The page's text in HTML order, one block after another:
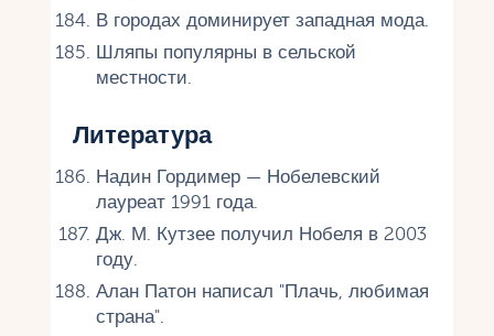
В городах доминирует западная мода.
Шляпы популярны в сельской
местности.
Литература
Надин Гордимер — Нобелевский
лауреат 1991 года.
Дж. М. Кутзее получил Нобеля в 2003
году.
Алан Патон написал "Плачь, любимая
страна".